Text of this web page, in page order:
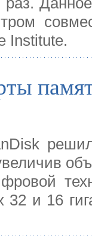
Institute.
32 и 16